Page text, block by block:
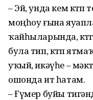
– Эй, унда кем
моңһоу ғына
ҡайһыларында,
була тип, көтөп
уҡый, икәүһе –
ошонда ит һатам.
– Ғүмер буйы